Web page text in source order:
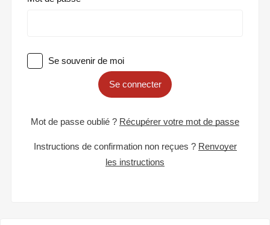
Se souvenir de moi
Se connecter
Mot de passe oublié ? Récupérer votre mot de passe
Instructions de confirmation non reçues ? Renvoyer
les instructions